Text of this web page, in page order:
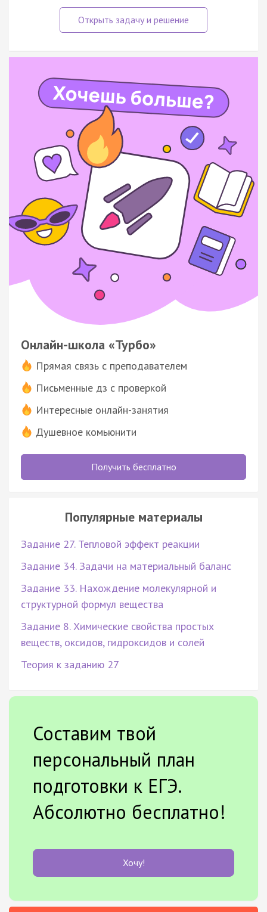
Онлайн-школа «Турбо»
Прямая связь с преподавателем
Письменные дз с проверкой
Интересные онлайн-занятия
Душевное комьюнити
Получить бесплатно
Популярные материалы
Задание 27. Тепловой эффект реакции
Задание 34. Задачи на материальный баланс
Задание 33. Нахождение молекулярной и
структурной формул вещества
Задание 8. Химические свойства простых
веществ, оксидов, гидроксидов и солей
Теория к заданию 27
Составим твой
персональный план
подготовки к ЕГЭ.
Абсолютно бесплатно!
Хочу!